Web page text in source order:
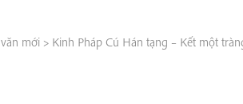
mới> Kinh Pháp Cú Hán tạng – Kết một